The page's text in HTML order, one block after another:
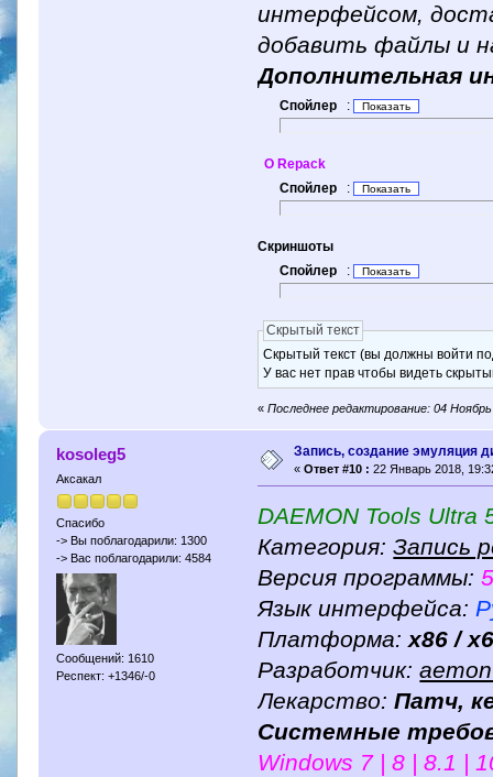
интерфейсом,
добавить файлы и
Дополнительная
Спойлер :
O Repack
Спойлер
:
Скриншоты
Спойлер
:
Скрытый текст
Скрытый текст (вы должны войти
У вас нет прав чтобы видеть
«Последнее редактирование: 04
kosoleg5
Аксакал
Спасибо
-> Вы поблагодарили: 1300
-> Вас поблагодарили: 4584
Сообщений: 1610
Респект: +1346/-0
Запись, создание эмуляция
« Ответ #10 : 22 Январь 2018,
DAEMON Tools Ultra
Категория:Запись
Версия программы:
Язык интерфейса:
Платформа:x86 /
Разработчик:
Лекарство:Патч,
Системные
Windows 7 | 8 | 8.1 |